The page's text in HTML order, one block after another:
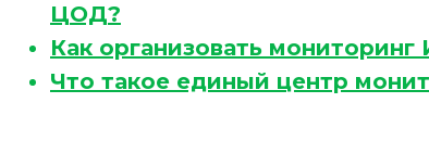
ЦОД?
Как организовать
Что такое единый центр